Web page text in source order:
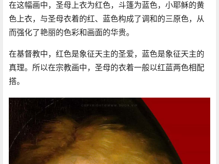
在这幅画中，圣母上衣为红色，斗篷为蓝色，小耶稣的黄
色上衣，与圣母衣着的红、蓝色构成了调和的三原色，从
而强化了艳丽的色彩和画面的华贵。
在基督教中，红色是象征天主的圣爱，蓝色是象征天主的
真理。所以在宗教画中，圣母的衣着一般以红蓝两色相配
搭。